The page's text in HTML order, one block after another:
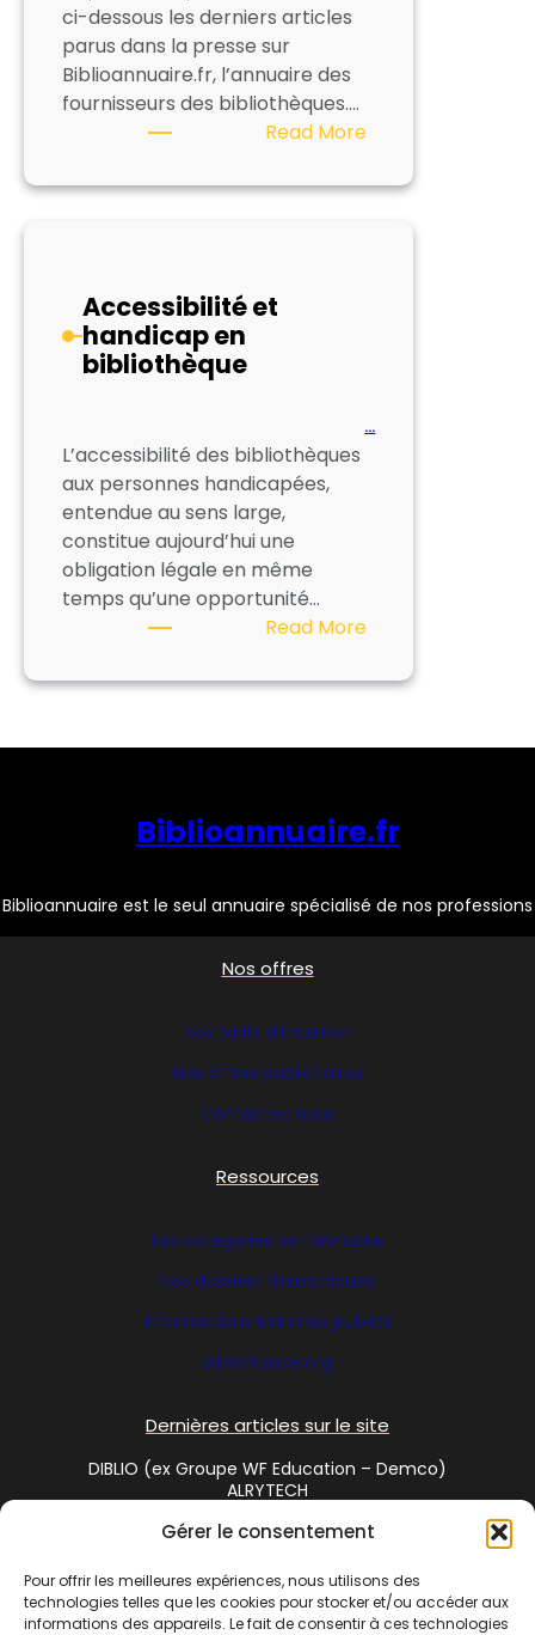
Gérer le consentement
Pour offrir les meilleures expériences, nous utilisons des
technologies telles que les cookies pour stocker et/ou accéder aux
informations des appareils. Le fait de consentir à ces technologies
ci-dessous les derniers articles
parus dans la presse sur
Biblioannuaire.fr, l’annuaire des
fournisseurs des bibliothèques.…
Read More:
Presse
Accessibilité et
handicap en
bibliothèque
…
L’accessibilité des bibliothèques
aux personnes handicapées,
entendue au sens large,
constitue aujourd’hui une
obligation légale en même
temps qu’une opportunité…
Read More:
et
Biblioannuaire.fr
Biblioannuaire est le seul annuaire spécialisé de nos professions
Nos offres
Nos tarifs d’insertion
Nos offres publicitaires
Contactez nous
Ressources
Les catégories de l’annuaire
Nos dossiers thématiques
Informations Marchés publics
Bibliofrance.org
Dernières articles sur le site
DIBLIO (ex Groupe WF Education – Demco)
ALRYTECH
Social Media
Twitter